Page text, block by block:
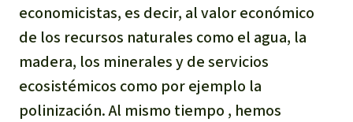
Landgrabbing
Granjas Industriales
Para niñas y niños
economicistas, es decir, al valor económico
de los recursos naturales como el agua, la
madera, los minerales y de servicios
ecosistémicos como por ejemplo la
polinización. Al mismo tiempo , hemos